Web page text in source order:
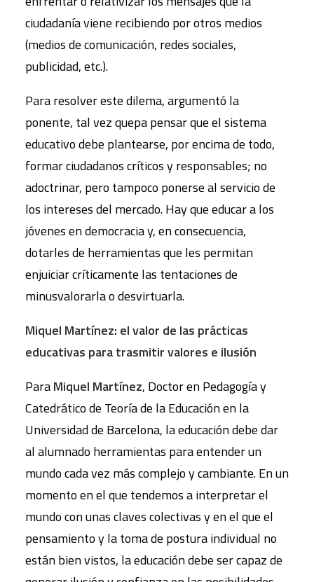
ciudadanía viene recibiendo por otros medios
(medios de comunicación, redes sociales,
publicidad, etc.).
Para resolver este dilema, argumentó la
ponente, tal vez quepa pensar que el sistema
educativo debe plantearse, por encima de todo,
formar ciudadanos críticos y responsables; no
adoctrinar, pero tampoco ponerse al servicio de
los intereses del mercado. Hay que educar a los
jóvenes en democracia y, en consecuencia,
dotarles de herramientas que les permitan
enjuiciar críticamente las tentaciones de
minusvalorarla o desvirtuarla.
Miquel Martínez: el valor de las prácticas
educativas para trasmitir valores e ilusión
ParaMiquel Martínez, Doctor en Pedagogía y
Catedrático de Teoría de la Educación en la
Universidad de Barcelona, la educación debe dar
al alumnado herramientas para entender un
mundo cada vez más complejo y cambiante. En un
momento en el que tendemos a interpretar el
mundo con unas claves colectivas y en el que el
pensamiento y la toma de postura individual no
están bien vistos, la educación debe ser capaz de